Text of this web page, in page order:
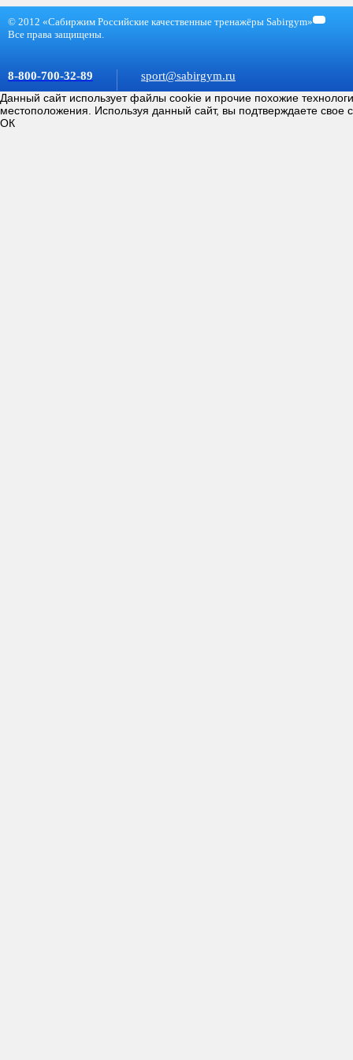
© 2012 «Сабиржим Российские качественные тренажёры Sabirgym»
Все права защищены.
8-800-700-32-89
sport@sabirgym.ru
Данный сайт использует файлы cookie и прочие похожие
местоположения. Используя данный сайт, вы подтверждаете свое
ОК